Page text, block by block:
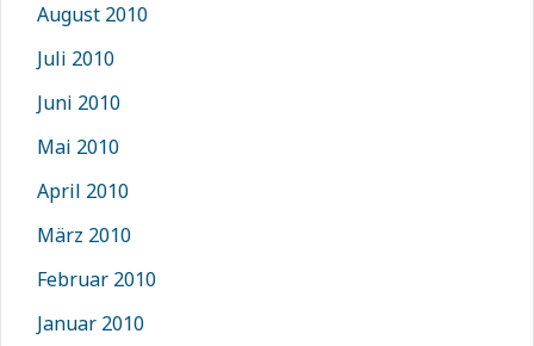
August 2010
Juli 2010
Juni 2010
Mai 2010
April 2010
März 2010
Februar 2010
Januar 2010